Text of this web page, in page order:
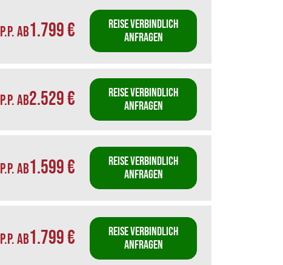
P.P. AB1.799 €
REISE VERBINDLICH
ANFRAGEN
P.P. AB2.529 €
REISE VERBINDLICH
ANFRAGEN
P.P. AB1.599 €
REISE VERBINDLICH
ANFRAGEN
P.P. AB1.799 €
REISE VERBINDLICH
ANFRAGEN